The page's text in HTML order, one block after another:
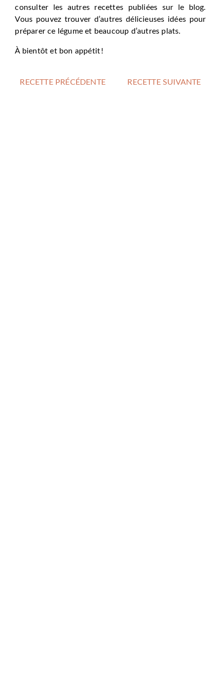
consulter les autres recettes publiées sur le blog.
Vous pouvez trouver d’autres délicieuses idées pour
préparer ce légume et beaucoup d’autres plats.
À bientôt et bon appétit !
RECETTE PRÉCÉDENTE RECETTE SUIVANTE